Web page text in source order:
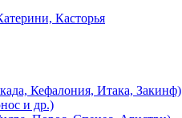
Касторья
Кефалония, Итака, Закинф)
и др.)